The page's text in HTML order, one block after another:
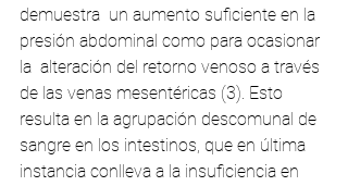
demuestra  un aumento suficiente en la
presión abdominal como para ocasionar
la  alteración del retorno venoso a través
de las venas mesentéricas (3). Esto
resulta en la agrupación descomunal de
sangre en los intestinos, que en última
instancia conlleva a la insuficiencia en